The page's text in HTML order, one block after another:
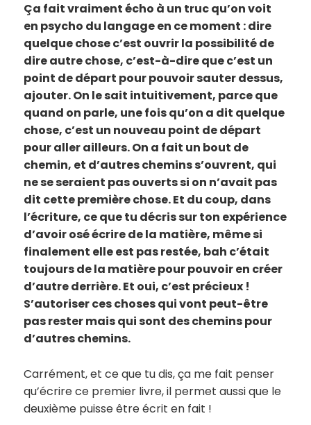
Ça fait vraiment écho à un truc qu’on voit
en psycho du langage en ce moment : dire
quelque chose c’est ouvrir la possibilité de
dire autre chose, c’est-à-dire que c’est un
point de départ pour pouvoir sauter dessus,
ajouter. On le sait intuitivement, parce que
quand on parle, une fois qu’on a dit quelque
chose, c’est un nouveau point de départ
pour aller ailleurs. On a fait un bout de
chemin, et d’autres chemins s’ouvrent, qui
ne se seraient pas ouverts si on n’avait pas
dit cette première chose. Et du coup, dans
l’écriture, ce que tu décris sur ton expérience
d’avoir osé écrire de la matière, même si
finalement elle est pas restée, bah c’était
toujours de la matière pour pouvoir en créer
d’autre derrière. Et oui, c’est précieux !
S’autoriser ces choses qui vont peut-être
pas rester mais qui sont des chemins pour
d’autres chemins.
Carrément, et ce que tu dis, ça me fait penser
qu’écrire ce premier livre, il permet aussi que le
deuxième puisse être écrit en fait !